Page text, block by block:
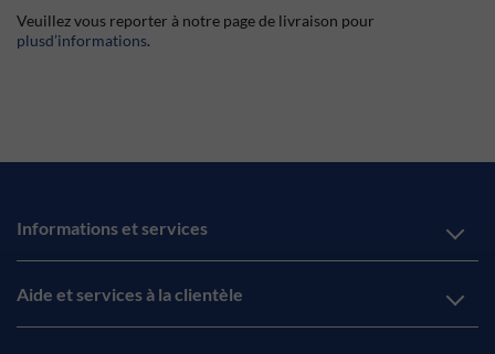
Veuillez vous reporter à notre page de livraison pour
plusd’informations.
Informations et services
Aide et services à la clientèle